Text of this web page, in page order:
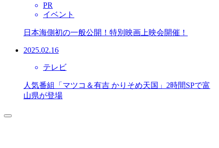
PR
イベント
日本海側初の一般公開！特別映画上映会開催！
2025.02.16
テレビ
人気番組「マツコ＆有吉 かりそめ天国」2時間SPで富
山県が登場